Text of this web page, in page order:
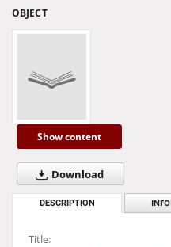
OBJECT
Show content
Download
DESCRIPTION
Title: